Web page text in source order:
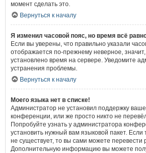
момент сделать это.
Вернуться к началу
Я изменил часовой пояс, но время всё
Если вы уверены, что правильно указали
отображается по-прежнему неверное,
установлено время на сервере. Уведомите
устранения проблемы.
Вернуться к началу
Моего языка нет в списке!
Администратор не установил поддержку
конференции, или же просто никто не
Попробуйте узнать у администратора
установить нужный вам языковой пакет. Если
не существует, то вы сами можете перевести
Дополнительную информацию вы можете